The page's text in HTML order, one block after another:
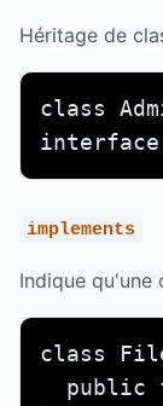
Héritage de
class
interface
implements
Indique qu'une
class
public